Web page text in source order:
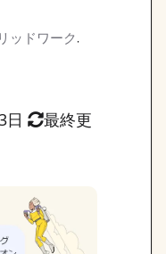
ッドワーク ,
日
最終更